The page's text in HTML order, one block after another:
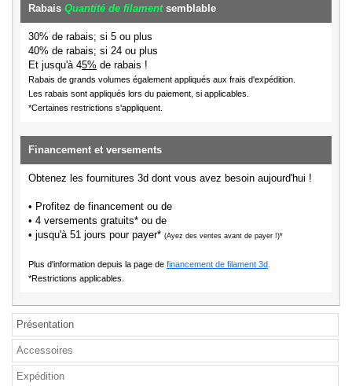
Rabais Quantité de filamentsemblable
30% de rabais; si 5 ou plus
40% de rabais; si 24 ou plus
Et jusqu'à 45% de rabais !
Rabais de grands volumes également appliqués aux frais d'expédition.
Les rabais sont appliqués lors du paiement, si applicables.
*Certaines restrictions s'appliquent.
Financement et versements
Obtenez les fournitures 3d dont vous avez besoin aujourd'hui !
• Profitez de financement ou de
• 4 versements gratuits* ou de
• jusqu'à 51 jours pour payer* (Ayez des ventes avant de payer !)*
Plus d'information depuis la page de financement de filament 3d
*Restrictions applicables.
Présentation
Accessoires
Expédition